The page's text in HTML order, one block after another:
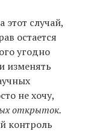
случай,
остается
угодно
изменять
не хочу,
открыток.
контроль